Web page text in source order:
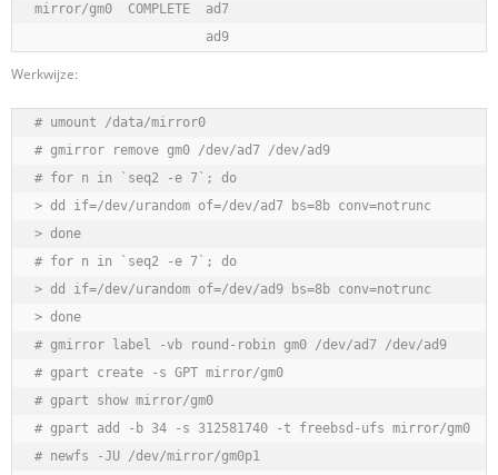
mirror/gm0  COMPLETE  ad7
ad9
Werkwijze:
# umount /data/mirror0
# gmirror remove gm0 /dev/ad7 /dev/ad9
# for n in `seq2 -e 7`; do
> dd if=/dev/urandom of=/dev/ad7 bs=8b conv=notrunc
> done
# for n in `seq2 -e 7`; do
> dd if=/dev/urandom of=/dev/ad9 bs=8b conv=notrunc
> done
# gmirror label -vb round-robin gm0 /dev/ad7 /dev/ad9
# gpart create -s GPT mirror/gm0
# gpart show mirror/gm0
# gpart add -b 34 -s 312581740 -t freebsd-ufs mirror/gm0
# newfs -JU /dev/mirror/gm0p1